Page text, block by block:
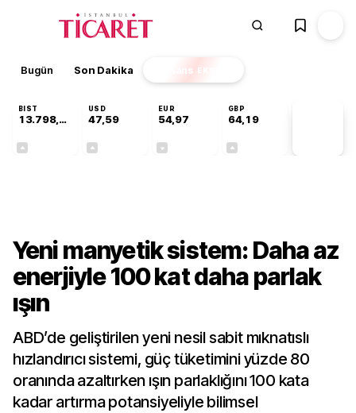
Bugün Son Dakika Finans EKSTRA
BIST
13.798,82
USD
47,59
EUR
54,97
GBP
64,19
Yeni manyetik sistem: Daha az
enerjiyle 100 kat daha parlak
ışın
ABD’de geliştirilen yeni nesil sabit mıknatıslı
hızlandırıcı sistemi, güç tüketimini yüzde 80
oranında azaltırken ışın parlaklığını 100 kata
kadar artırma potansiyeliyle bilimsel